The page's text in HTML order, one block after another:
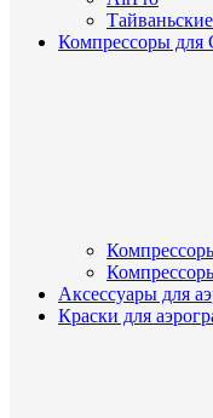
Компрессоры
Аксессуары для
Краски для